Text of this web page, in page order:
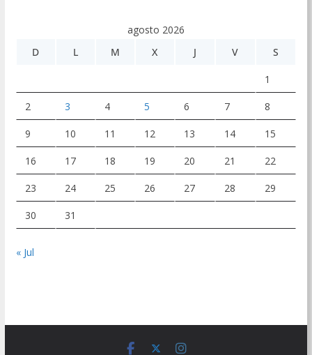
agosto 2026
D
L M X J V S
1
2 3 4 5 6 7 8
9 10 11 12 13 14 15
16 17 18 19 20 21 22
23 24 25 26 27 28 29
30 31
« Jul